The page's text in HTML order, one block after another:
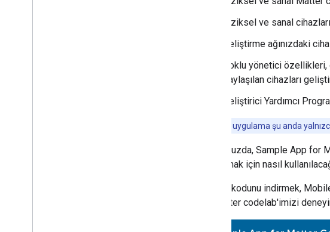
Fiziksel ve sanal
Geliştirme ağınızdaki
Çoklu yönetici
paylaşılan cihazları
Geliştirici Yardımcı
Örnek uygulama şu anda
Bu kılavuzda, Sample App for
paylaşmak için nasıl
Kaynak kodunu indirmek,
for Matter codelab'imizi